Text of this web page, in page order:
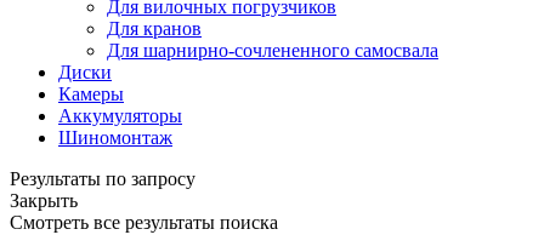
Для вилочных погрузчиков
Для кранов
Для шарнирно-сочлененного самосвала
Диски
Камеры
Аккумуляторы
Шиномонтаж
Результаты по запросу
Закрыть
Смотреть все результаты поиска